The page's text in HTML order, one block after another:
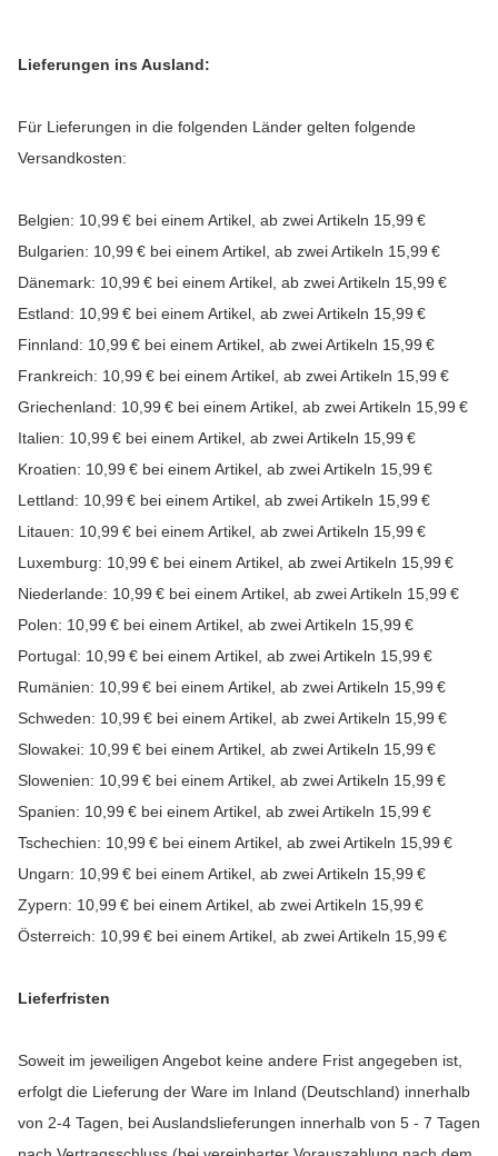
Lieferungen ins Ausland:
Für Lieferungen in die folgenden Länder gelten folgende
Versandkosten:
Belgien: 10,99 € bei einem Artikel, ab zwei Artikeln 15,99 €
Bulgarien: 10,99 € bei einem Artikel, ab zwei Artikeln 15,99 €
Dänemark: 10,99 € bei einem Artikel, ab zwei Artikeln 15,99 €
Estland: 10,99 € bei einem Artikel, ab zwei Artikeln 15,99 €
Finnland: 10,99 € bei einem Artikel, ab zwei Artikeln 15,99 €
Frankreich: 10,99 € bei einem Artikel, ab zwei Artikeln 15,99 €
Griechenland: 10,99 € bei einem Artikel, ab zwei Artikeln 15,99 €
Italien: 10,99 € bei einem Artikel, ab zwei Artikeln 15,99 €
Kroatien: 10,99 € bei einem Artikel, ab zwei Artikeln 15,99 €
Lettland: 10,99 € bei einem Artikel, ab zwei Artikeln 15,99 €
Litauen: 10,99 € bei einem Artikel, ab zwei Artikeln 15,99 €
Luxemburg: 10,99 € bei einem Artikel, ab zwei Artikeln 15,99 €
Niederlande: 10,99 € bei einem Artikel, ab zwei Artikeln 15,99 €
Polen: 10,99 € bei einem Artikel, ab zwei Artikeln 15,99 €
Portugal: 10,99 € bei einem Artikel, ab zwei Artikeln 15,99 €
Rumänien: 10,99 € bei einem Artikel, ab zwei Artikeln 15,99 €
Schweden: 10,99 € bei einem Artikel, ab zwei Artikeln 15,99 €
Slowakei: 10,99 € bei einem Artikel, ab zwei Artikeln 15,99 €
Slowenien: 10,99 € bei einem Artikel, ab zwei Artikeln 15,99 €
Spanien: 10,99 € bei einem Artikel, ab zwei Artikeln 15,99 €
Tschechien: 10,99 € bei einem Artikel, ab zwei Artikeln 15,99 €
Ungarn: 10,99 € bei einem Artikel, ab zwei Artikeln 15,99 €
Zypern: 10,99 € bei einem Artikel, ab zwei Artikeln 15,99 €
Österreich: 10,99 € bei einem Artikel, ab zwei Artikeln 15,99 €
Lieferfristen
Soweit im jeweiligen Angebot keine andere Frist angegeben ist,
erfolgt die Lieferung der Ware im Inland (Deutschland) innerhalb
von 2-4 Tagen, bei Auslandslieferungen innerhalb von 5 - 7 Tagen